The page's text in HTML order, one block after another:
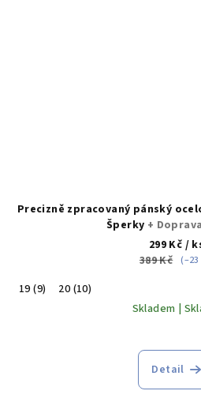
Precizně zpracovaný pánský
Šperky +
299 Kč /
389 Kč
19 (9)
20 (10)
Skladem |
Detail